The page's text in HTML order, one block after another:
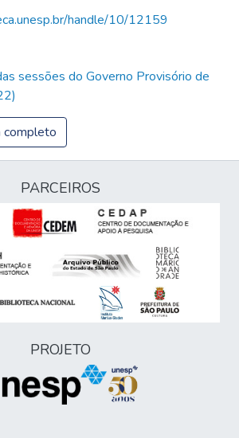
handle/10/12159
sessões do Governo Provisório de
completo
PARCEIROS
PROJETO